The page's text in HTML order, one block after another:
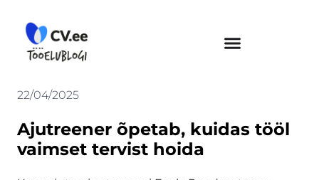
content
22/04/2025
Ajutreener õpetab, kuidas tööl
vaimset tervist hoida